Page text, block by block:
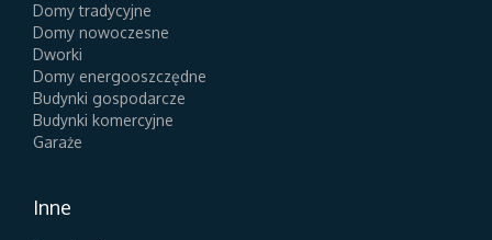
Domy tradycyjne
Domy nowoczesne
Dworki
Domy energooszczędne
Budynki gospodarcze
Budynki komercyjne
Garaże
Inne